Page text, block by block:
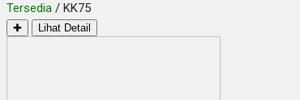
Tersedia / KK75
✚ Lihat Detail